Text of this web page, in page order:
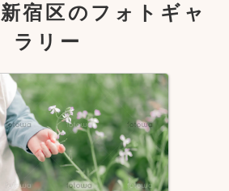
宿区のフォトギャ
ラリー